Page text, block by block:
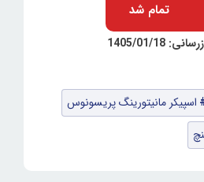
تمام شد
1405/01/18
اسپیکر مانیتورینگ پریسونوس